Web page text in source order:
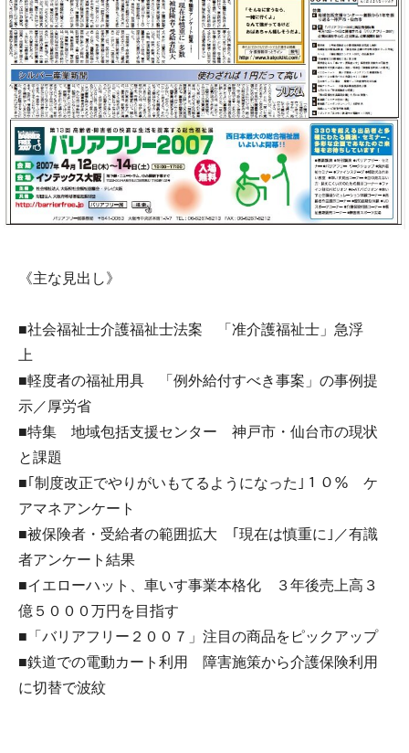
《主な見出し》
■社会福祉士介護福祉士法案 「准介護福祉士」急浮
上
■軽度者の福祉用具 「例外給付すべき事案」の事例提
示／厚労省
■特集 地域包括支援センター 神戸市・仙台市の現状
と課題
■｢制度改正でやりがいもてるようになった｣１０％ ケ
アマネアンケート
■被保険者・受給者の範囲拡大 ｢現在は慎重に｣／有識
者アンケート結果
■イエローハット、車いす事業本格化 ３年後売上高３
億５０００万円を目指す
■「バリアフリー２００７」注目の商品をピックアップ
■鉄道での電動カート利用 障害施策から介護保険利用
に切替で波紋